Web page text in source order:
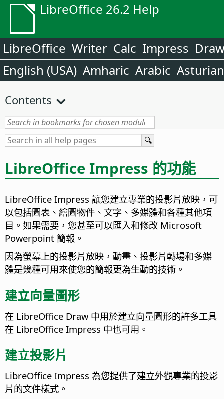
LibreOffice 26.2 Help
LibreOffice Writer Calc Impress
English (USA) Amharic Arabic Asturian
Contents
LibreOffice Impress 的功能
LibreOffice Impress 讓您建立專業的投影片放映，可
以包括圖表、繪圖物件、文字、多媒體和各種其他項
目。如果需要，您甚至可以匯入和修改 Microsoft
Powerpoint 簡報。
因為螢幕上的投影片放映，動畫、投影片轉場和多媒
體是幾種可用來使您的簡報更為生動的技術。
建立向量圖形
在 LibreOffice Draw 中用於建立向量圖形的許多工具
在 LibreOffice Impress 中也可用。
建立投影片
LibreOffice Impress 為您提供了建立外觀專業的投影
片的文件樣式。